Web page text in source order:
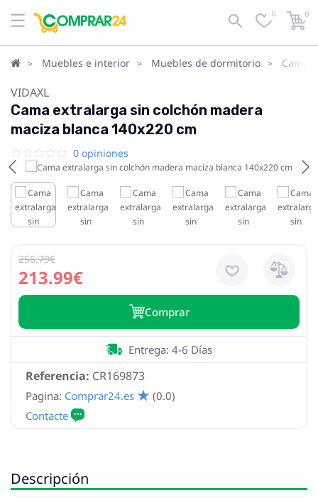
0 0
Muebles e interior Muebles de dormitorio Camas
VIDAXL
Cama extralarga sin colchón madera
maciza blanca 140x220 cm
0 opiniones
213.99€
256.79€
Сomprar
Referencia: CR169873
Entrega: 4-6 Días
Pagina: Comprar24.es (0.0)
Descripción